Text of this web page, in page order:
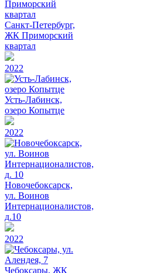
Санкт-Петербург,
ЖК Приморский
квартал
2022
Усть-Лабинск,
озеро Копытце
2022
Новочебоксарск,
ул. Воинов
Интернационалистов,
д.10
2022
Чебоксары, ЖК